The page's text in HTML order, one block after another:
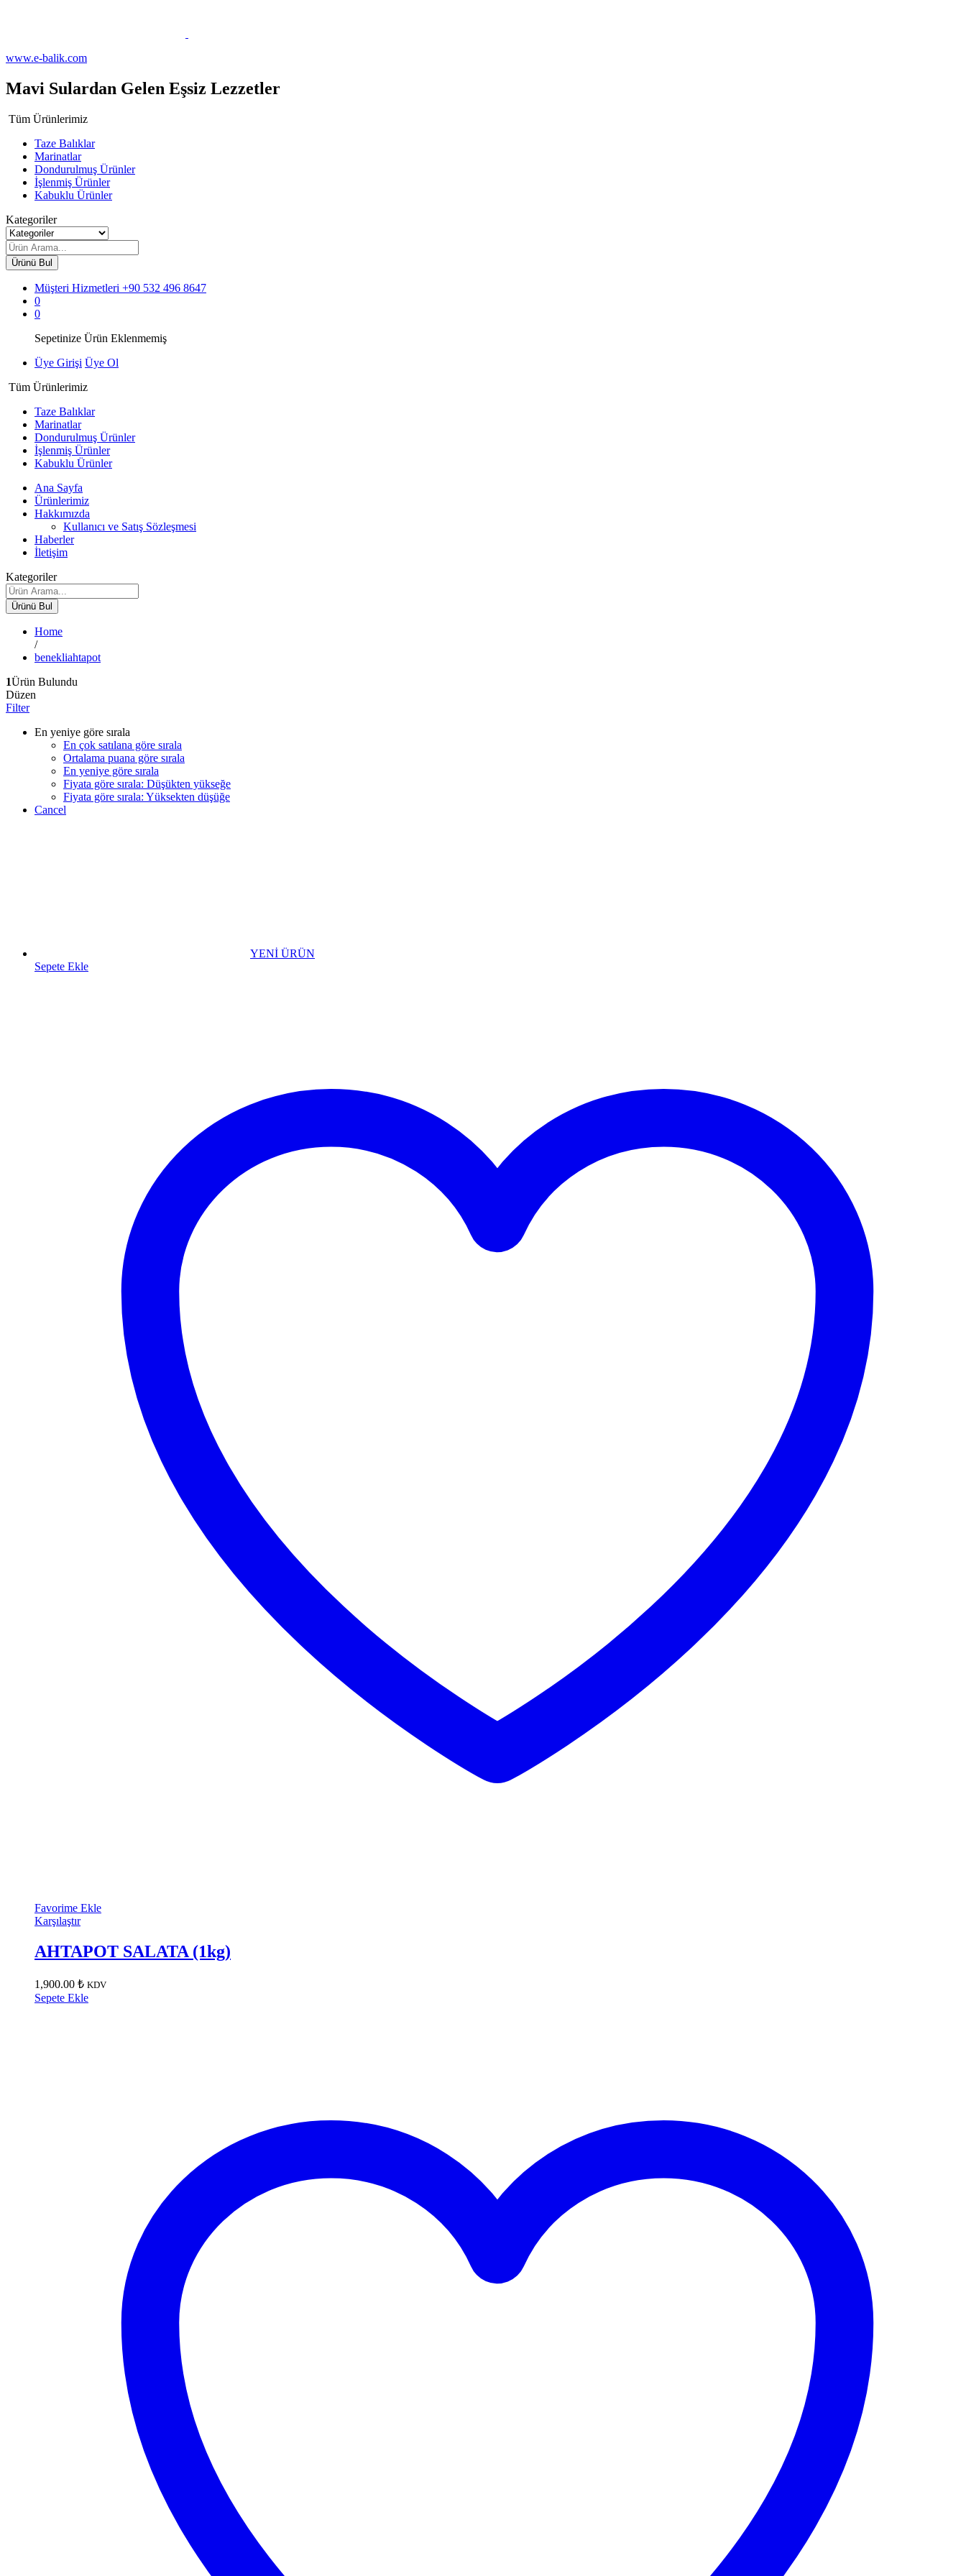
www.e-balik.com
Mavi Sulardan Gelen Eşsiz Lezzetler
Tüm Ürünlerimiz
Taze Balıklar
Marinatlar
Dondurulmuş Ürünler
İşlenmiş Ürünler
Kabuklu Ürünler
Kategoriler
Ürünü Bul
Müşteri Hizmetleri +90 532 496 8647
0
0
Sepetinize Ürün Eklenmemiş
Üye Girişi Üye Ol
Tüm Ürünlerimiz
Taze Balıklar
Marinatlar
Dondurulmuş Ürünler
İşlenmiş Ürünler
Kabuklu Ürünler
Ana Sayfa
Ürünlerimiz
Hakkımızda
Kullanıcı ve Satış Sözleşmesi
Haberler
İletişim
Kategoriler
Ürünü Bul
Home
/
benekliahtapot
1Ürün Bulundu
Düzen
Filter
En yeniye göre sırala
En çok satılana göre sırala
Ortalama puana göre sırala
En yeniye göre sırala
Fiyata göre sırala: Düşükten yükseğe
Fiyata göre sırala: Yüksekten düşüğe
Cancel
YENİ ÜRÜN
Sepete Ekle
Favorime Ekle
Karşılaştır
AHTAPOT SALATA (1kg)
1,900.00 ₺ KDV
Sepete Ekle